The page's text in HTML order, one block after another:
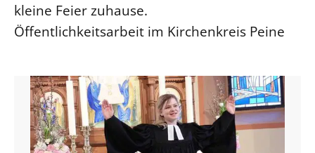
kleine Feier zuhause.
Öffentlichkeitsarbeit im Kirchenkreis Peine